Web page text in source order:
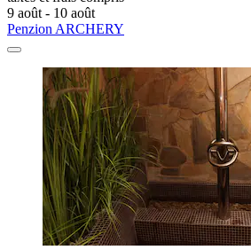
9 août - 10 août
Penzion ARCHERY